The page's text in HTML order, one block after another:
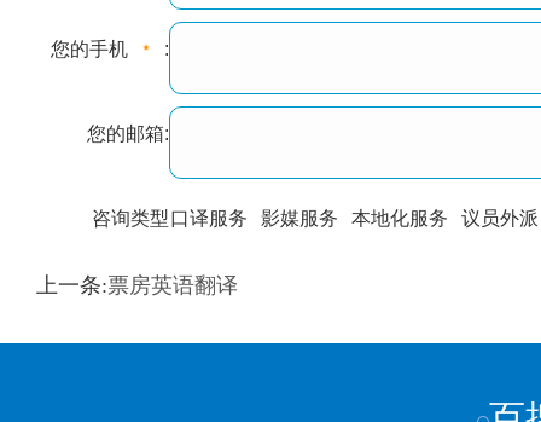
您的手机 :
您的邮箱:
咨询类型口译服务 影媒服务 本地化服务 议员外派
训翻译
上一条:票房英语翻译